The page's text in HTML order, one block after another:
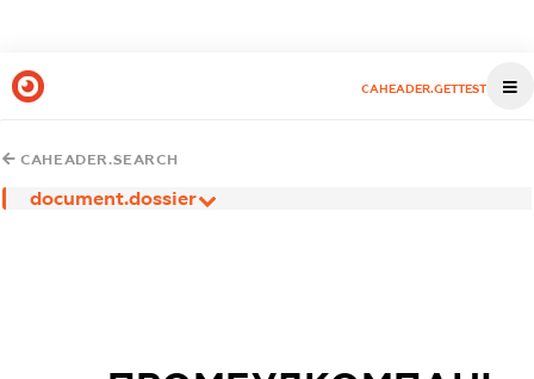
CAHEADER.GETTEST
CAHEADER.SEARCH
document.dossier